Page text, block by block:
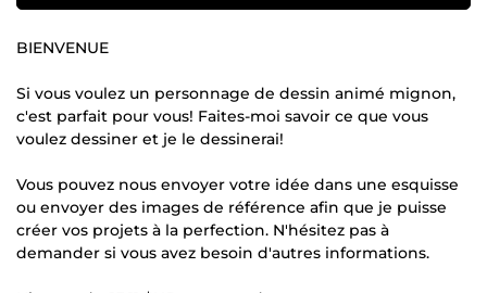
BIENVENUE
Si vous voulez un personnage de dessin animé mignon,
c'est parfait pour vous! Faites-moi savoir ce que vous
voulez dessiner et je le dessinerai!
Vous pouvez nous envoyer votre idée dans une esquisse
ou envoyer des images de référence afin que je puisse
créer vos projets à la perfection. N'hésitez pas à
demander si vous avez besoin d'autres informations.